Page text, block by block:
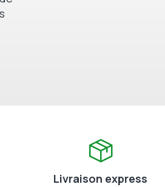
Livraison express